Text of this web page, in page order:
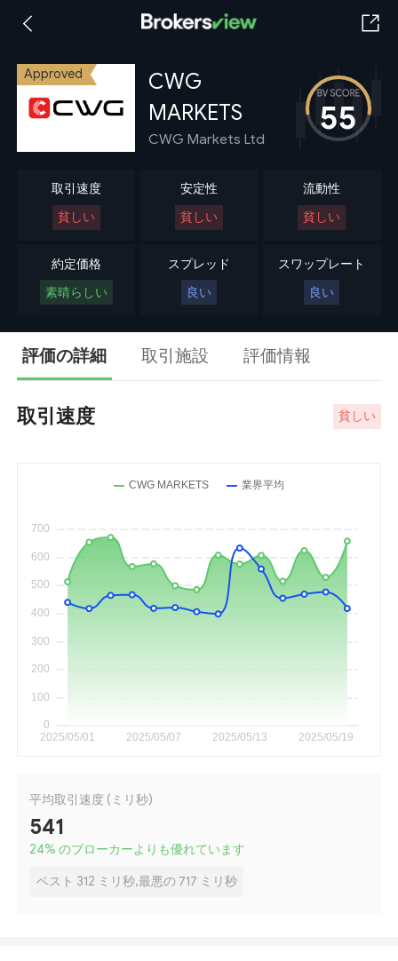
Approved
CWG
MARKETS
CWG Markets Ltd
55
取引速度
貧しい
安定性
貧しい
流動性
貧しい
約定価格
素晴らしい
スプレッド
良い
スワップレート
良い
評価の詳細 取引施設 評価情報
取引速度 貧しい
平均取引速度 (ミリ秒)
541
24% のブローカーよりも優れています
ベスト 312 ミリ秒,最悪の 717 ミリ秒